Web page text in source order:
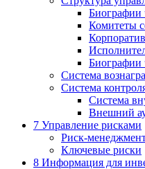
Биографии
Комитеты
Биографии
Система
Система
Система
Внешний
7 Управление рисками
Риск-
Ключевые риски
8 Информация для